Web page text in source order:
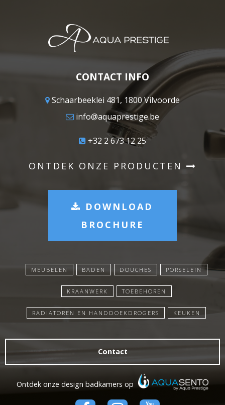
CONTACT INFO
Schaarbeeklei 481, 1800 Vilvoorde
info@aquaprestige.be
+32 2 673 12 25
ONTDEK ONZE PRODUCTEN
DOWNLOAD
BROCHURE
MEUBELEN BADEN DOUCHES PORSELEIN
KRAANWERK TOEBEHOREN
RADIATOREN EN HANDDOEKDROGERS KEUKEN
Contact
Ontdek onze design badkamers op